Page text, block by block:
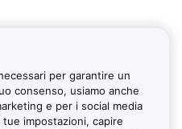
per garantire un
consenso, usiamo anche
e per i social media
impostazioni, capire